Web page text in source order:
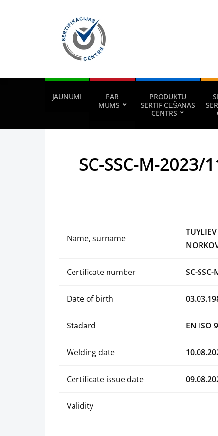
JAUNUMI
PAR
MUMS
PRODUKTU
SERTIFICĒŠANAS
CENTRS
SC-SSC-M-2023/
Name, surname
Certificate number SC-
Date of birth
Stadard EN ISO
Welding date
Certificate issue date
Validity